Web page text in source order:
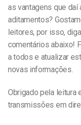
as vantagens que daí
aditamentos?
leitores, por isso,
comentários abaixo!
a todos e atualizar
novas informações.
Obrigado pela leitura
transmissões em